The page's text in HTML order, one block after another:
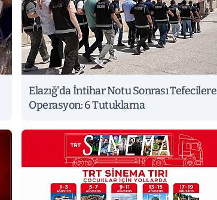
Elazığ'da İntihar Notu Sonrası Tefecilere
Operasyon: 6 Tutuklama